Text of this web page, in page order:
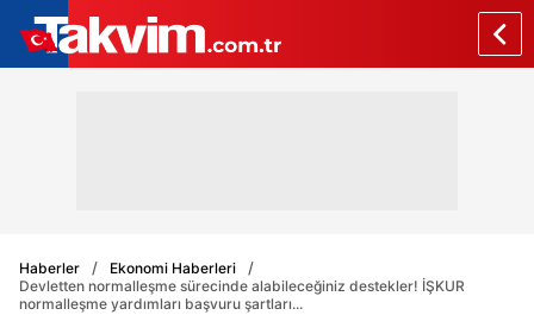
Haberler
Ekonomi Haberleri
Devletten normalleşme sürecinde alabileceğiniz destekler! İŞKUR
normalleşme yardımları başvuru şartları...